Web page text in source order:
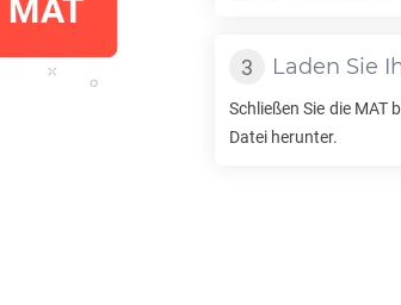
Laden Sie
Schließen Sie die MAT
Datei herunter.